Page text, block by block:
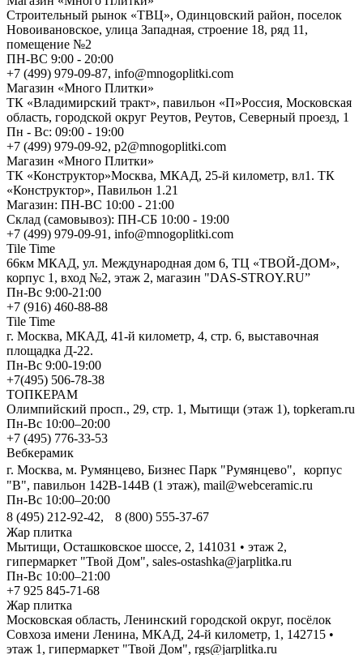
Cтроительный рынок «ТВЦ», Одинцовский район, поселок
Новоивановское, улица Западная, строение 18, ряд 11,
помещение №2
ПН-ВС 9:00 - 20:00
+7 (499) 979-09-87, info@mnogoplitki.com
Магазин «Много Плитки»
ТК «Владимирский тракт», павильон «П»Россия, Московская
область, городской округ Реутов, Реутов, Северный проезд, 1
Пн - Вс: 09:00 - 19:00
+7 (499) 979-09-92, p2@mnogoplitki.com
Магазин «Много Плитки»
ТК «Конструктор»Москва, МКАД, 25-й километр, вл1. ТК
«Конструктор», Павильон 1.21
Магазин: ПН-ВС 10:00 - 21:00
Склад (самовывоз): ПН-СБ 10:00 - 19:00
+7 (499) 979-09-91, info@mnogoplitki.com
Tile Time
66км МКАД, ул. Международная дом 6, ТЦ «ТВОЙ-ДОМ»,
корпус 1, вход №2, этаж 2, магазин "DAS-STROY.RU”
Пн-Вс 9:00-21:00
+7 (916) 460-88-88
Tile Time
г. Москва, МКАД, 41-й километр, 4, стр. 6, выставочная
площадка Д-22.
Пн-Вс 9:00-19:00
+7(495) 506-78-38
ТОПКЕРАМ
Олимпийский просп., 29, стр. 1, Мытищи (этаж 1), topkeram.ru
Пн-Вс 10:00–20:00
+7 (495) 776-33-53
Вебкерамик
г. Москва, м. Румянцево, Бизнес Парк "Румянцево", корпус
"В", павильон 142В-144В (1 этаж), mail@webceramic.ru
Пн-Вс 10:00–20:00
8 (495) 212-92-42, 8 (800) 555-37-67
Жар плитка
Мытищи, Осташковское шоссе, 2, 141031 • этаж 2,
гипермаркет "Твой Дом", sales-ostashka@jarplitka.ru
Пн-Вс 10:00–21:00
+7 925 845-71-68
Жар плитка
Московская область, Ленинский городской округ, посёлок
Совхоза имени Ленина, МКАД, 24-й километр, 1, 142715 •
этаж 1, гипермаркет "Твой Дом", rgs@jarplitka.ru